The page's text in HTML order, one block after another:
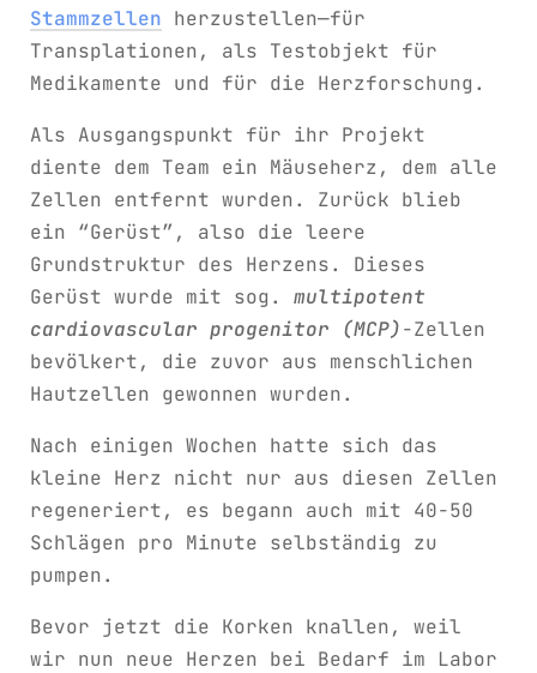
Stammzellen herzustellen—für
Transplationen, als Testobjekt für
Medikamente und für die Herzforschung.
Als Ausgangspunkt für ihr Projekt
diente dem Team ein Mäuseherz, dem alle
Zellen entfernt wurden. Zurück blieb
ein “Gerüst”, also die leere
Grundstruktur des Herzens. Dieses
Gerüst wurde mit sog. multipotent
cardiovascular progenitor (MCP)-Zellen
bevölkert, die zuvor aus menschlichen
Hautzellen gewonnen wurden.
Nach einigen Wochen hatte sich das
kleine Herz nicht nur aus diesen Zellen
regeneriert, es begann auch mit 40-50
Schlägen pro Minute selbständig zu
pumpen.
Bevor jetzt die Korken knallen, weil
wir nun neue Herzen bei Bedarf im Labor